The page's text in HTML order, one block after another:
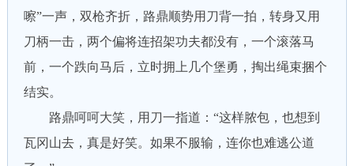
嚓”一声，双枪齐折，路鼎顺势用刀背一拍，转身又用
刀柄一击，两个偏将连招架功夫都没有，一个滚落马
前，一个跌向马后，立时拥上几个堡勇，掏出绳束捆个
结实。
路鼎呵呵大笑，用刀一指道：“这样脓包，也想到
瓦冈山去，真是好笑。如果不服输，连你也难逃公道